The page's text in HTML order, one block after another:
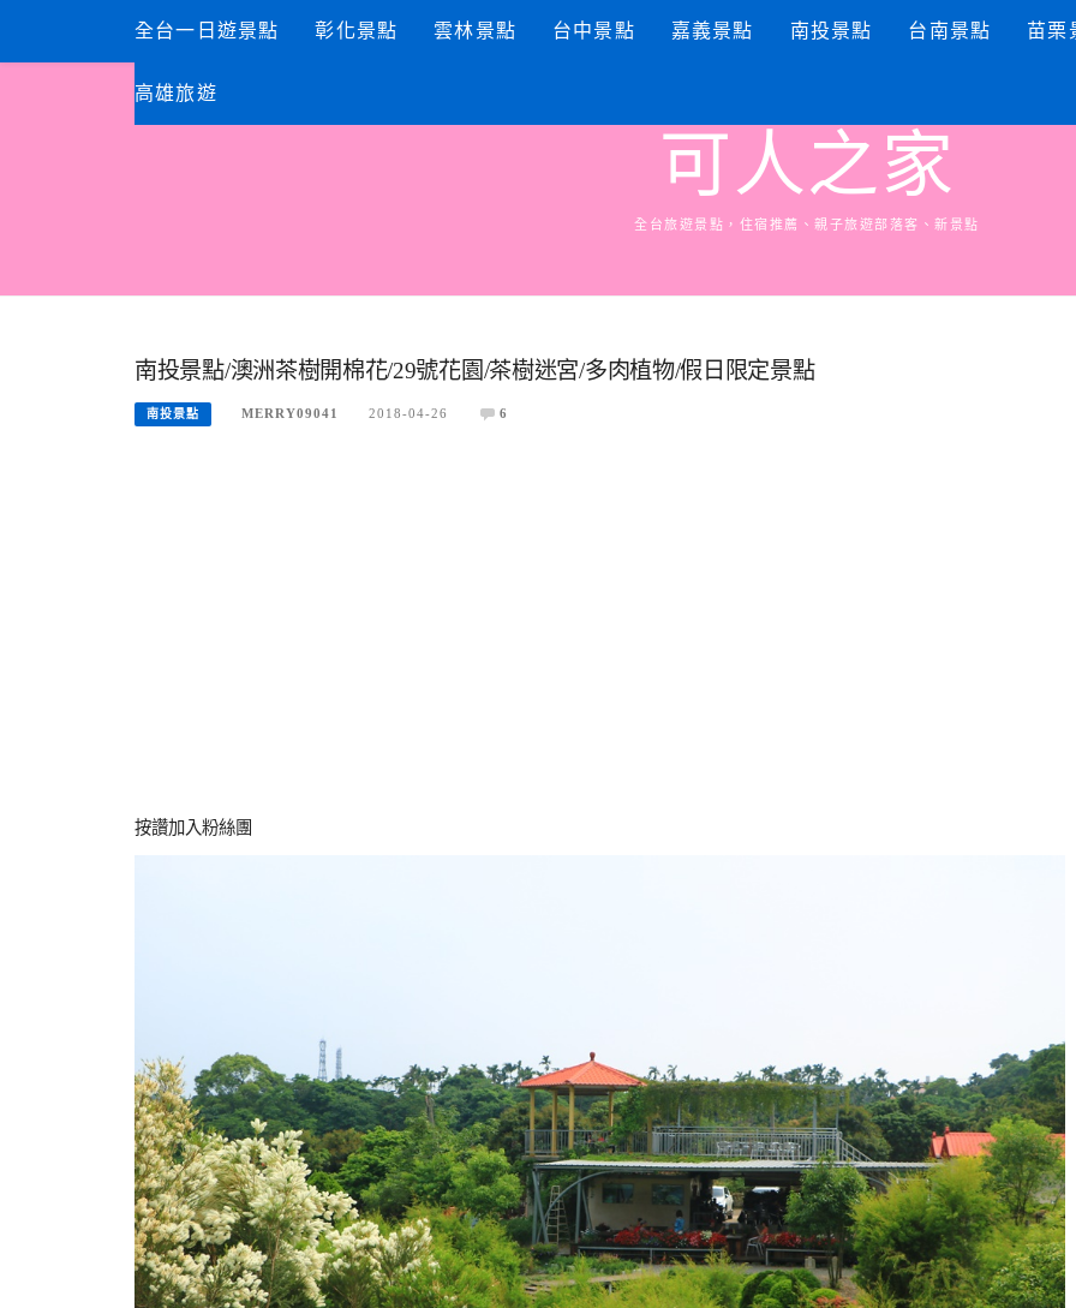
content
全台一日遊景點 彰化景點 雲林景點 台中景點 嘉義景點 南投景點 台南景點 苗栗
高雄旅遊
可人之家
全台旅遊景點，住宿推薦、親子旅遊部落客、新景點
南投景點/澳洲茶樹開棉花/29號花園/茶樹迷宮/多肉植物/假日限定景點
南投景點 MERRY09041 2018-04-26 6
按讚加入粉絲團